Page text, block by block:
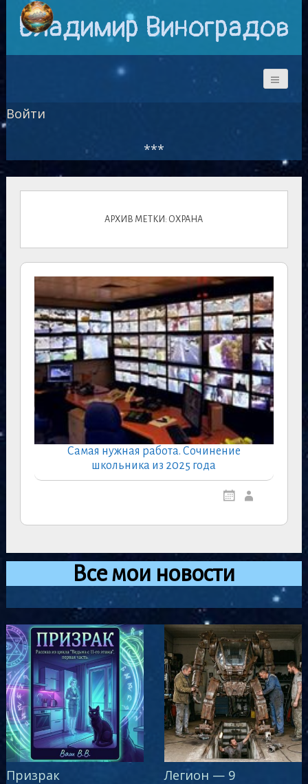
Владимир Виноградов
Войти
***
АРХИВ МЕТКИ: ОХРАНА
Самая нужная работа. Сочинение
школьника из 2025 года
Все мои новости
Призрак Легион — 9